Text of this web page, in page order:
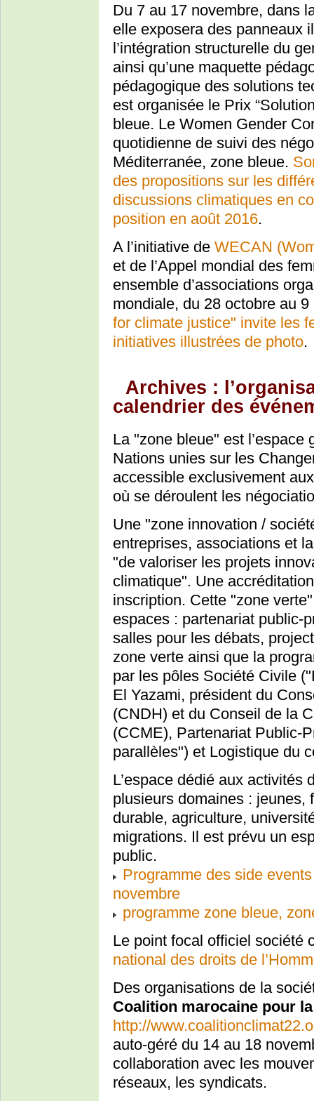
Du 7 au 17 novembre, dans
elle exposera des panneaux
l’intégration structurelle du
ainsi qu’une maquette
pédagogique des solutions
est organisée le Prix
bleue. Le Women Gender
quotidienne de suivi des
Méditerranée, zone bleue.
des propositions sur les
discussions climatiques en
position en août 2016.
A l’initiative de WECAN
et de l’Appel mondial des
ensemble d’associations
mondiale, du 28 octobre au
for climate justice" invite les
initiatives illustrées de photo.
Archives :
calendrier des
La "zone bleue" est
Nations unies sur les
accessible exclusivement
où se déroulent les
Une "zone innovation /
entreprises, associations et
"de valoriser les projets
climatique". Une
inscription. Cette "zone
espaces : partenariat public-
salles pour les débats,
zone verte ainsi que la
par les pôles Société Civile
El Yazami, président du
(CNDH) et du Conseil de la
(CCME), Partenariat Public-
parallèles") et Logistique du
L’espace dédié aux activités
plusieurs domaines : jeunes,
durable, agriculture,
migrations. Il est prévu un
public.
Programme des side
novembre
programme zone bleue,
Le point focal officiel société
national des droits de
Des organisations de la
Coalition marocaine pour
http://
auto-géré du 14 au 18
collaboration avec les
réseaux, les syndicats.